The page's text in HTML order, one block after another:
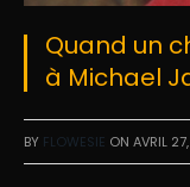
Quand un
à Michael
BY FLOWESIE ON AVRIL